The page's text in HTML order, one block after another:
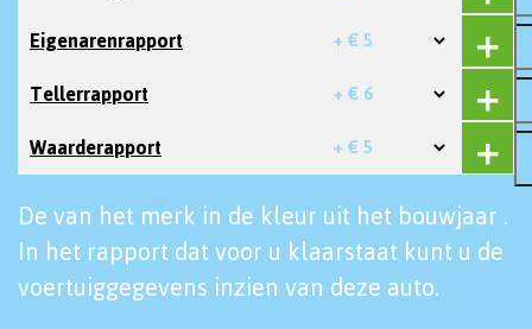
Eigenarenrapport + € 5
Tellerrapport + € 6
Waarderapport + € 5
De van het merk in de kleur uit het bouwjaar .
In het rapport dat voor u klaarstaat kunt u de
voertuiggegevens inzien van deze auto.